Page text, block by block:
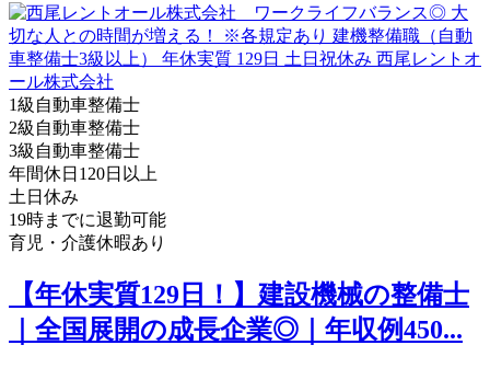
1級自動車整備士
2級自動車整備士
3級自動車整備士
年間休日120日以上
土日休み
19時までに退勤可能
育児・介護休暇あり
【年休実質129日！】建設機械の整備士
｜全国展開の成長企業◎｜年収例450...